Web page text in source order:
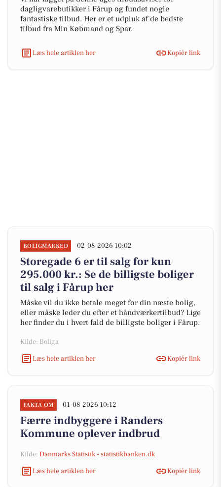
dagligvarebutikker i Fårup og fundet nogle
fantastiske tilbud. Her er et udpluk af de bedste
tilbud fra Min Købmand og Spar.
Læs hele artiklen her Kopiér link
BOLIGMARKED 02-08-2026 10:02
Storegade 6 er til salg for kun
295.000 kr.: Se de billigste boliger
til salg i Fårup her
Måske vil du ikke betale meget for din næste bolig,
eller måske leder du efter et håndværkertilbud? Lige
her finder du i hvert fald de billigste boliger i Fårup.
Kilde: Boliga
Læs hele artiklen her
Kopiér link
FAKTA OM 01-08-2026 10:12
Færre indbyggere i Randers
Kommune oplever indbrud
Kilde: Danmarks Statistik - statistikbanken.dk
Læs hele artiklen her
Kopiér link